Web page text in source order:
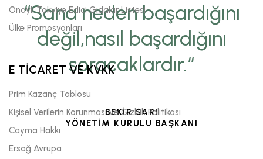
“Sana neden başardığını
değil,nasıl başardığını
soracaklardır.“
BEKİR SARI
YÖNETİM KURULU BAŞKANI
Onaylı Takviye Edici Gıdalar Listesi
Ülke Promosyonları
E TİCARET VE KVKK
Prim Kazanç Tablosu
Kişisel Verilerin Korunması ve Gizlilik Politikası
Cayma Hakkı
Ersağ Avrupa